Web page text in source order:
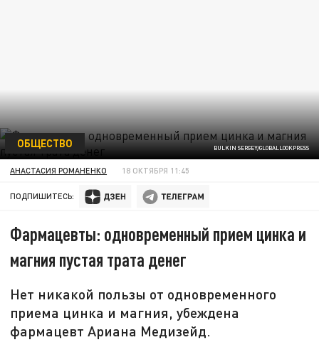
BULKIN SERGEY/GLOBALLOOKPRESS
ОБЩЕСТВО
АНАСТАСИЯ РОМАНЕНКО 18 ОКТЯБРЯ 11:45
ПОДПИШИТЕСЬ:
Фармацевты: одновременный прием цинка и
магния пустая трата денег
Нет никакой пользы от одновременного
приема цинка и магния, убеждена
фармацевт Ариана Медизейд.